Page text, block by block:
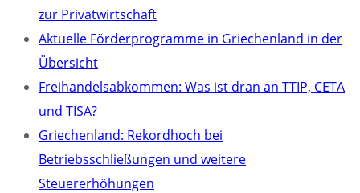
zur Privatwirtschaft
Aktuelle Förderprogramme in Griechenland in der
Übersicht
Freihandelsabkommen: Was ist dran an TTIP, CETA
und TISA?
Griechenland: Rekordhoch bei
Betriebsschließungen und weitere
Steuererhöhungen